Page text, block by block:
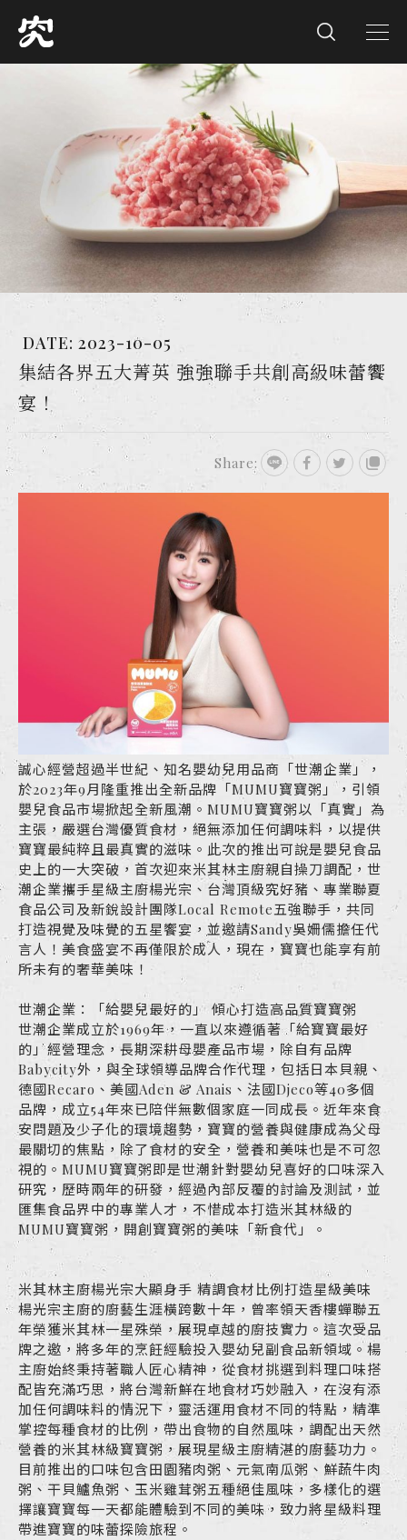
DATE: 2023-10-05
集結各界五大菁英 強強聯手共創高級味蕾饗
宴！
Share:
誠心經營超過半世紀、知名嬰幼兒用品商「世潮企業」，
於2023年9月隆重推出全新品牌「MUMU寶寶粥」，引領
嬰兒食品市場掀起全新風潮。MUMU寶寶粥以「真實」為
主張，嚴選台灣優質食材，絕無添加任何調味料，以提供
寶寶最純粹且最真實的滋味。此次的推出可說是嬰兒食品
史上的一大突破，首次迎來米其林主廚親自操刀調配，世
潮企業攜手星級主廚楊光宗、台灣頂級究好豬、專業聯夏
食品公司及新銳設計團隊Local Remote五強聯手，共同
打造視覺及味覺的五星饗宴，並邀請Sandy吳姍儒擔任代
言人！美食盛宴不再僅限於成人，現在，寶寶也能享有前
所未有的奢華美味！
世潮企業：「給嬰兒最好的」 傾心打造高品質寶寶粥
世潮企業成立於1969年，一直以來遵循著「給寶寶最好
的」經營理念，長期深耕母嬰產品市場，除自有品牌
Babycity外，與全球領導品牌合作代理，包括日本貝親、
德國Recaro、美國Aden & Anais、法國Djeco等40多個
品牌，成立54年來已陪伴無數個家庭一同成長。近年來食
安問題及少子化的環境趨勢，寶寶的營養與健康成為父母
最關切的焦點，除了食材的安全，營養和美味也是不可忽
視的。MUMU寶寶粥即是世潮針對嬰幼兒喜好的口味深入
研究，歷時兩年的研發，經過內部反覆的討論及測試，並
匯集食品界中的專業人才，不惜成本打造米其林級的
MUMU寶寶粥，開創寶寶粥的美味「新食代」。
米其林主廚楊光宗大顯身手 精調食材比例打造星級美味
楊光宗主廚的廚藝生涯橫跨數十年，曾率領天香樓蟬聯五
年榮獲米其林一星殊榮，展現卓越的廚技實力。這次受品
牌之邀，將多年的烹飪經驗投入嬰幼兒副食品新領域。楊
主廚始終秉持著職人匠心精神，從食材挑選到料理口味搭
配皆充滿巧思，將台灣新鮮在地食材巧妙融入，在沒有添
加任何調味料的情況下，靈活運用食材不同的特點，精準
掌控每種食材的比例，帶出食物的自然風味，調配出天然
營養的米其林級寶寶粥，展現星級主廚精湛的廚藝功力。
目前推出的口味包含田園豬肉粥、元氣南瓜粥、鮮蔬牛肉
粥、干貝鱸魚粥、玉米雞茸粥五種絕佳風味，多樣化的選
擇讓寶寶每一天都能體驗到不同的美味，致力將星級料理
帶進寶寶的味蕾探險旅程。